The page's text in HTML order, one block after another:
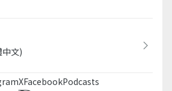
文)
XFacebookPodcasts